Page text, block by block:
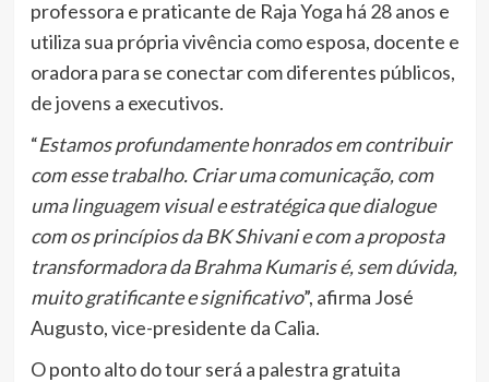
professora e praticante de Raja Yoga há 28 anos e
utiliza sua própria vivência como esposa, docente e
oradora para se conectar com diferentes públicos,
de jovens a executivos.
“Estamos profundamente honrados em contribuir
com esse trabalho. Criar uma comunicação, com
uma linguagem visual e estratégica que dialogue
com os princípios da BK Shivani e com a proposta
transformadora da Brahma Kumaris é, sem dúvida,
muito gratificante e significativo”, afirma José
Augusto, vice-presidente da Calia.
O ponto alto do tour será a palestra gratuita